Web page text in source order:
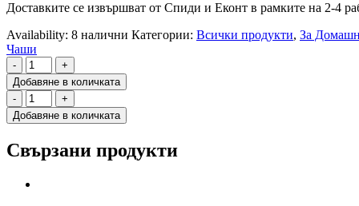
Доставките се извършват от Спиди и Еконт в рамките на 2-4
Availability: 8 налични Категории: Всички продукти, За
Чаши
-
+
Добавяне в количката
-
+
Добавяне в количката
Свързани продукти